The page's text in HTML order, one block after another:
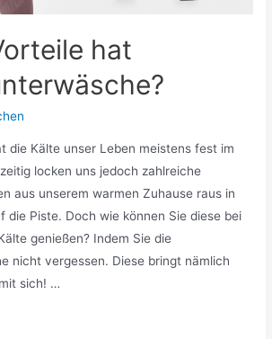
hat
die Kälte unser Leben meistens fest im
locken uns jedoch zahlreiche
aus unserem warmen Zuhause raus in
die Piste. Doch wie können Sie diese bei
genießen? Indem Sie die
nicht vergessen. Diese bringt nämlich
sich! …